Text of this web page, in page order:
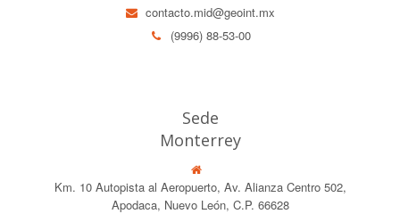
contacto.mid@geoint.mx
(9996) 88-53-00
Sede
Monterrey
Km. 10 Autopista al Aeropuerto, Av. Alianza Centro 502,
Apodaca, Nuevo León, C.P. 66628